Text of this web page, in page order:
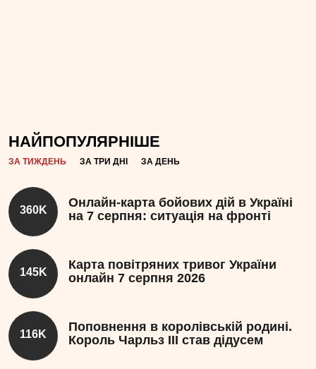
НАЙПОПУЛЯРНІШЕ
ЗА ТИЖДЕНЬ ЗА ТРИ ДНІ ЗА ДЕНЬ
360K
Онлайн-карта бойових дій в Україні
на 7 серпня: ситуація на фронті
145K
Карта повітряних тривог України
онлайн 7 серпня 2026
116K
Поповнення в королівській родині.
Король Чарльз III став дідусем